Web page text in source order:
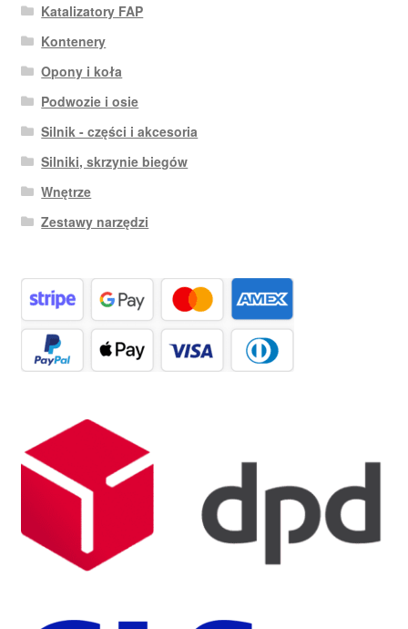
Katalizatory FAP
Kontenery
Opony i koła
Podwozie i osie
Silnik - części i akcesoria
Silniki, skrzynie biegów
Wnętrze
Zestawy narzędzi